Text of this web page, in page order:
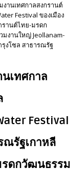
งานเทศกาลสงกรานต์
Festival ของเมือง
รานต์ไทย-มรดก
งานใหญ่ Jeollanam-
งโซล สาธารณรัฐ
นเทศกาล
Festival
ณรัฐเกาหลี
รดกวัฒนธรรม